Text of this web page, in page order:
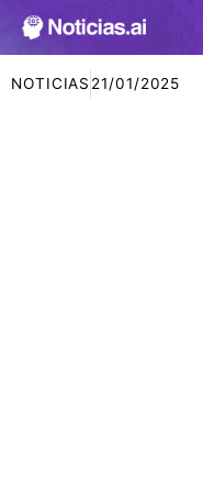
NOTICIAS 21/01/2025